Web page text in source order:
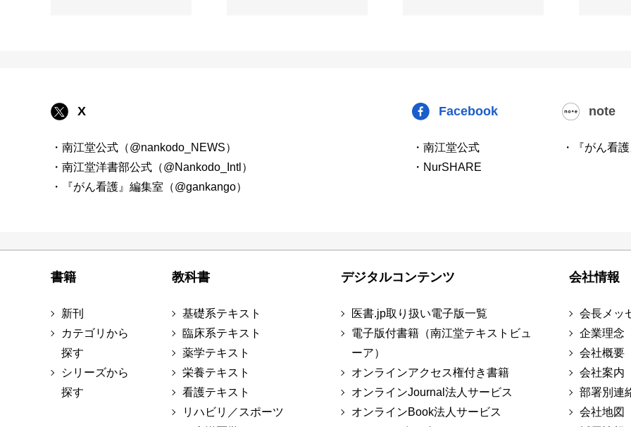
X
・南江堂公式（@nankodo_NEWS）
・南江堂洋書部公式（@Nankodo_Intl）
・『がん看護』編集室（@gankango）
Facebook
・南江堂公式
・NurSHARE
note
・『がん看
書籍
新刊
カテゴリから
探す
シリーズから
探す
教科書
基礎系テキスト
臨床系テキスト
薬学テキスト
栄養テキスト
看護テキスト
リハビリ／スポーツ
デジタルコンテンツ
医書.jp取り扱い電子版一覧
電子版付書籍（南江堂テキストビュ
ーア）
オンラインアクセス権付き書籍
オンラインJournal法人サービス
オンラインBook法人サービス
会社情報
会長メッ
企業理念
会社概要
会社案内
部署別連
会社地図